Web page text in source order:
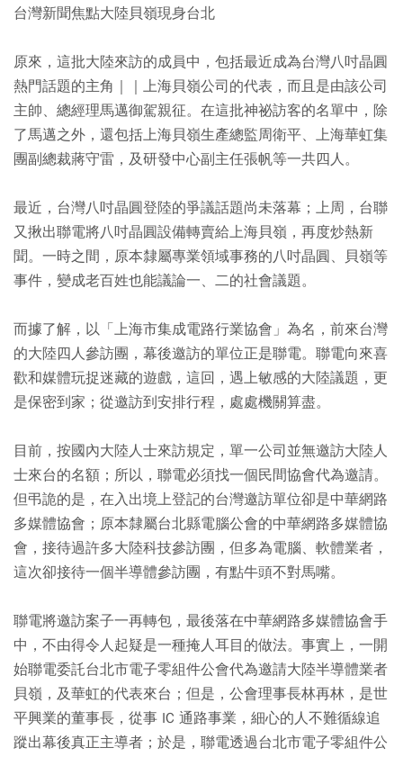
台灣新聞焦點大陸貝嶺現身台北
原來，這批大陸來訪的成員中，包括最近成為台灣八吋晶圓
熱門話題的主角｜｜上海貝嶺公司的代表，而且是由該公司
主帥、總經理馬邁御駕親征。在這批神祕訪客的名單中，除
了馬邁之外，還包括上海貝嶺生產總監周衛平、上海華虹集
團副總裁蔣守雷，及研發中心副主任張帆等一共四人。
最近，台灣八吋晶圓登陸的爭議話題尚未落幕；上周，台聯
又揪出聯電將八吋晶圓設備轉賣給上海貝嶺，再度炒熱新
聞。一時之間，原本隸屬專業領域事務的八吋晶圓、貝嶺等
事件，變成老百姓也能議論一、二的社會議題。
而據了解，以「上海市集成電路行業協會」為名，前來台灣
的大陸四人參訪團，幕後邀訪的單位正是聯電。聯電向來喜
歡和媒體玩捉迷藏的遊戲，這回，遇上敏感的大陸議題，更
是保密到家；從邀訪到安排行程，處處機關算盡。
目前，按國內大陸人士來訪規定，單一公司並無邀訪大陸人
士來台的名額；所以，聯電必須找一個民間協會代為邀請。
但弔詭的是，在入出境上登記的台灣邀訪單位卻是中華網路
多媒體協會；原本隸屬台北縣電腦公會的中華網路多媒體協
會，接待過許多大陸科技參訪團，但多為電腦、軟體業者，
這次卻接待一個半導體參訪團，有點牛頭不對馬嘴。
聯電將邀訪案子一再轉包，最後落在中華網路多媒體協會手
中，不由得令人起疑是一種掩人耳目的做法。事實上，一開
始聯電委託台北市電子零組件公會代為邀請大陸半導體業者
貝嶺，及華虹的代表來台；但是，公會理事長林再林，是世
平興業的董事長，從事 IC 通路事業，細心的人不難循線追
蹤出幕後真正主導者；於是，聯電透過台北市電子零組件公